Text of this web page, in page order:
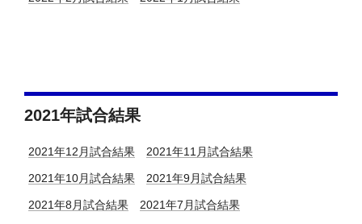
2021年試合結果
2021年12月試合結果 2021年11月試合結果
2021年10月試合結果 2021年9月試合結果
2021年8月試合結果 2021年7月試合結果